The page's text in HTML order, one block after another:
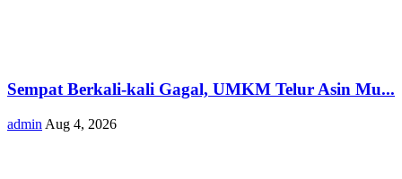
Sempat Berkali-kali Gagal, UMKM Telur Asin Mu...
admin Aug 4, 2026